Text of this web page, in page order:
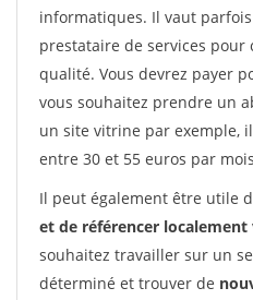
informatiques. Il vaut
prestataire de services
qualité. Vous devrez payer
vous souhaitez prendre un
un site vitrine par exemple,
entre 30 et 55 euros par
Il peut également être utile
et de référencer
souhaitez travailler sur un
déterminé et trouver de